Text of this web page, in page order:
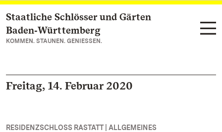
Zum Hauptinhalt springen
Staatliche Schlösser und Gärten
Baden‑Württemberg
KOMMEN. STAUNEN. GENIESSEN.
Freitag, 14. Februar 2020
RESIDENZSCHLOSS RASTATT | ALLGEMEINES